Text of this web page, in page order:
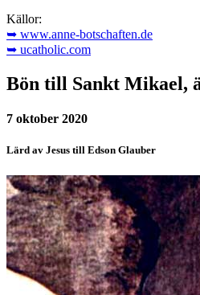
Källor:
➥ www.anne-botschaften.de
➥ ucatholic.com
Bön till Sankt Mikael,
7 oktober 2020
Lärd av Jesus till Edson Glauber